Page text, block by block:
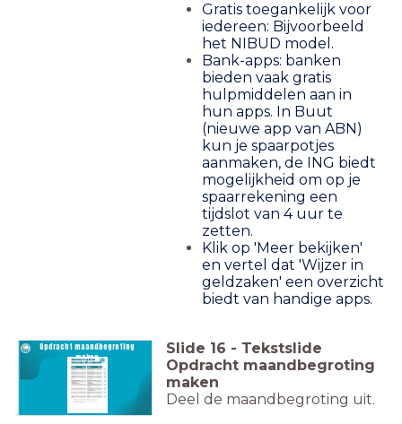
Gratis toegankelijk voor
iedereen: Bijvoorbeeld
het NIBUD model.
Bank-apps: banken
bieden vaak gratis
hulpmiddelen aan in
hun apps. In Buut
(nieuwe app van ABN)
kun je spaarpotjes
aanmaken, de ING biedt
mogelijkheid om op je
spaarrekening een
tijdslot van 4 uur te
zetten.
Klik op 'Meer bekijken'
en vertel dat 'Wijzer in
geldzaken' een overzicht
biedt van handige apps.
Opdracht maandbegroting
maken
Slide 16 - Tekstslide
Opdracht maandbegroting
maken
Deel de maandbegroting uit.